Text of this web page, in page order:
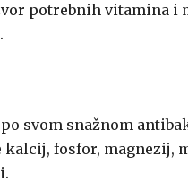
potrebnih vitamina i
svom snažnom
kalcij, fosfor, magnezij,